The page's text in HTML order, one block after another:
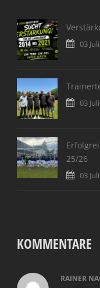
03
03
25/26
03
KOMMENTARE
RAINER